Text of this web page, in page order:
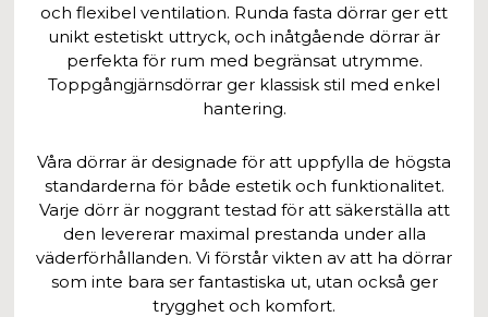
och flexibel ventilation. Runda fasta dörrar ger ett
unikt estetiskt uttryck, och inåtgående dörrar är
perfekta för rum med begränsat utrymme.
Toppgångjärnsdörrar ger klassisk stil med enkel
hantering.
Våra dörrar är designade för att uppfylla de högsta
standarderna för både estetik och funktionalitet.
Varje dörr är noggrant testad för att säkerställa att
den levererar maximal prestanda under alla
väderförhållanden. Vi förstår vikten av att ha dörrar
som inte bara ser fantastiska ut, utan också ger
trygghet och komfort.